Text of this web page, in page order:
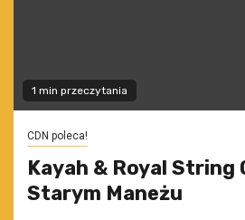
1 min przeczytania
CDN poleca!
Kayah & Royal String
Starym Maneżu